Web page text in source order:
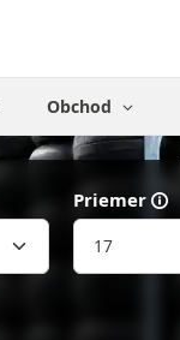
Obchod
Priemer